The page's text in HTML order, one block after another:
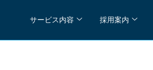
サービス内容 採用案内